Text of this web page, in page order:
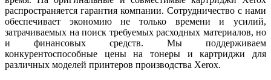
распространяется гарантия компании. Сотрудничество с нами
обеспечивает экономию не только времени и усилий,
затрачиваемых на поиск требуемых расходных материалов, но
и финансовых средств. Мы поддерживаем
конкурентоспособные цены на тонеры и картриджи для
различных моделей принтеров производства Xerox.